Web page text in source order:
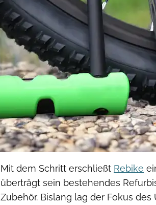
Mit dem Schritt erschließt Rebike
überträgt sein bestehendes
Zubehör. Bislang lag der Fokus